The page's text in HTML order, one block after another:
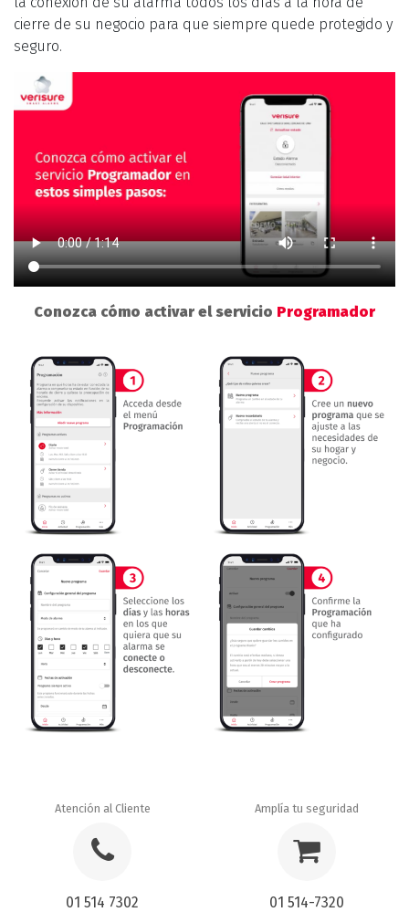
cierre de su negocio para que siempre quede protegido y
seguro.
Conozca cómo activar el servicio Programador
Atención al Cliente
01 514 7302
Amplía tu seguridad
01 514-7320